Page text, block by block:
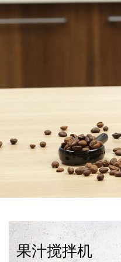
果汁搅拌机